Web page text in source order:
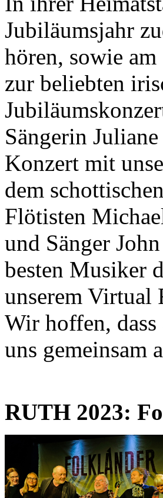
Jubiläumsjahr
hören, sowie
zur beliebten
Sängerin
Konzert mit
dem
Flötisten
und Sänger
besten Musiker
unserem
Wir hoffen,
uns gemeinsam
RUTH 2023: